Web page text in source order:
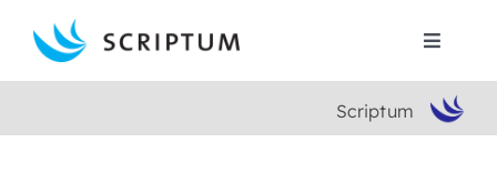
content
Toggle
Scriptum